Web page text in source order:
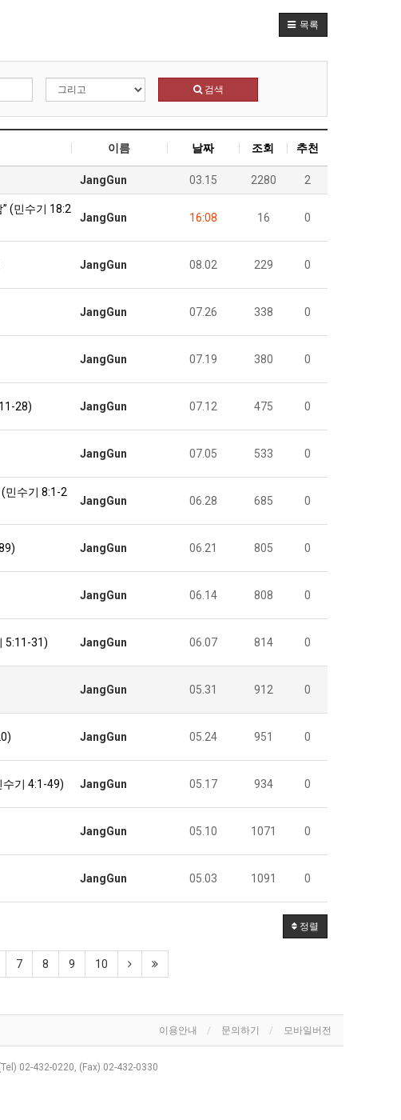
목록
검색
이름 날짜 조회 추천
JangGun 03.15 2280 2
(민수기 18:2
JangGun 16:08 16 0
JangGun 08.02 229 0
JangGun 07.26 338 0
JangGun 07.19 380 0
28) JangGun 07.12 475 0
JangGun 07.05 533 0
민수기 8:1-2
JangGun 06.28 685 0
JangGun 06.21 805 0
JangGun 06.14 808 0
5:11-31) JangGun 06.07 814 0
JangGun 05.31 912 0
JangGun 05.24 951 0
수기 4:1-49) JangGun 05.17 934 0
JangGun 05.10 1071 0
JangGun 05.03 1091 0
정렬
7 8 9 10
이용안내 문의하기 모바일버전
02-432-0220, (Fax) 02-432-0330